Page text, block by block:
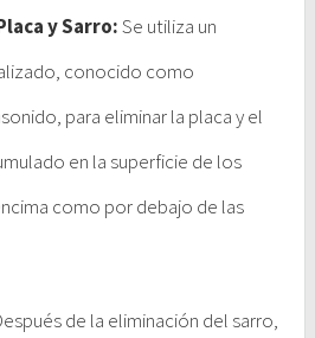
y Sarro:Se utiliza un
conocido como
para eliminar la placa y el
en la superficie de los
como por debajo de las
de la eliminación del sarro,